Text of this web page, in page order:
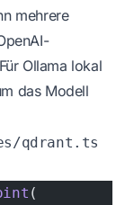
mehrere
Ollama lokal
das Modell
qdrant.ts
(